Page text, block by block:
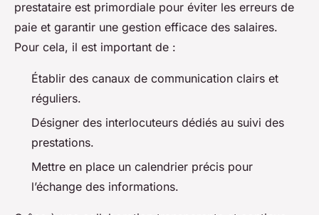
prestataire est primordiale pour éviter les erreurs de
paie et garantir une gestion efficace des salaires.
Pour cela, il est important de :
Établir des canaux de communication clairs et
réguliers.
Désigner des interlocuteurs dédiés au suivi des
prestations.
Mettre en place un calendrier précis pour
l’échange des informations.